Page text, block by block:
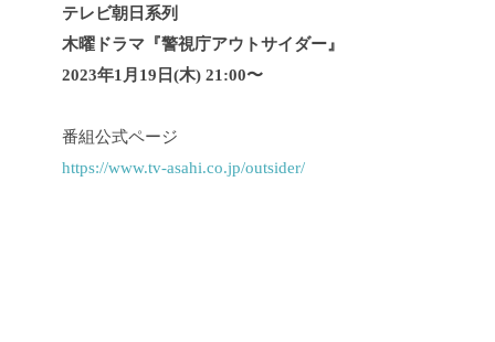
テレビ朝日系列
木曜ドラマ『警視庁アウトサイダー』
2023年1月19日(木) 21:00〜
番組公式ページ
https://www.tv-asahi.co.jp/outsider/